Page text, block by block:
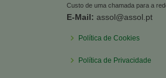
Custo de uma chamada para a
E-Mail: assol@assol.pt
Política de Cookies
Política de Privacidade